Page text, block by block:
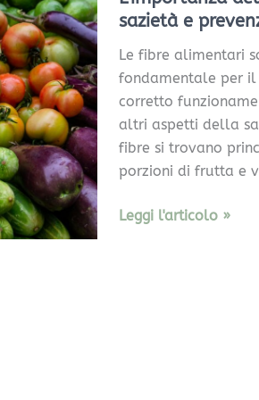
sazietà e
Le fibre alimentari
fondamentale per il
corretto
altri aspetti della
fibre si trovano
porzioni di frutta e
fibre
nella
dieta:
salute
intestinale,
sazietà
e
prevenzione
Leggi l'articolo »